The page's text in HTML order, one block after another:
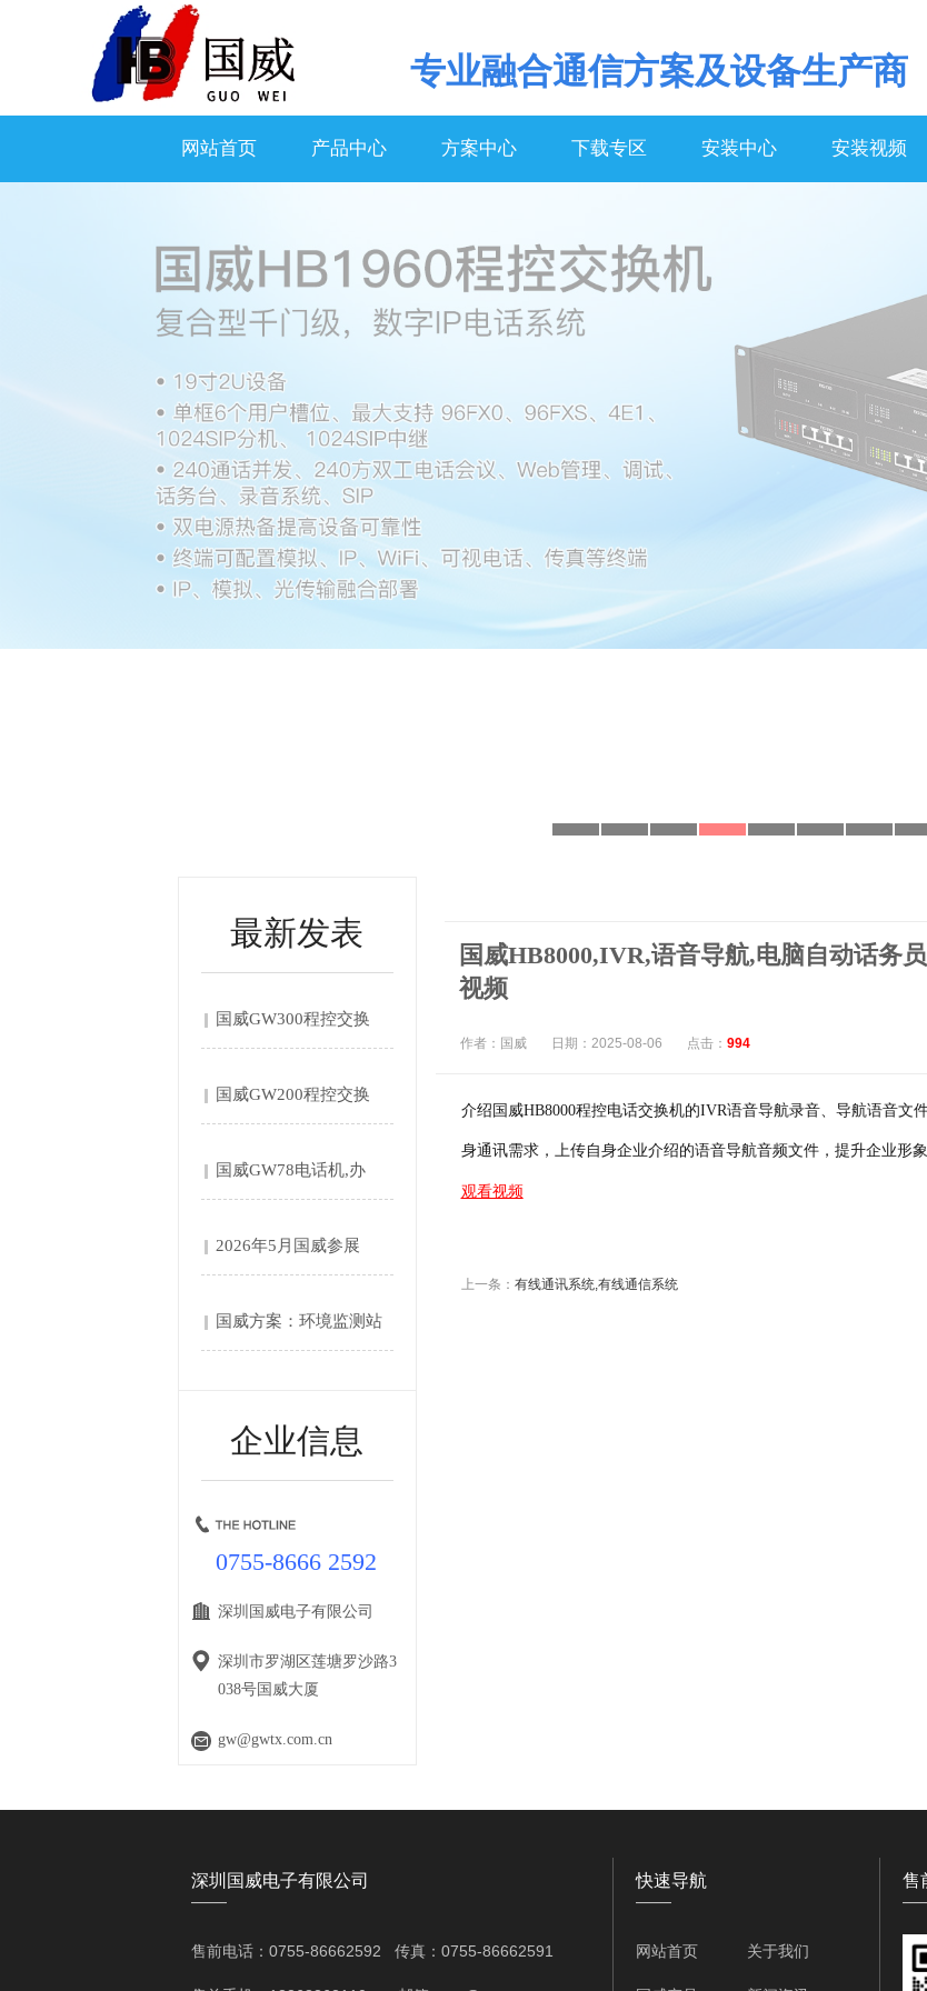
专业融合通信方案及设备生产商
网站首页 产品中心 方案中心 下载专区 安装中心 安装视频
最新发表
国威GW300程控交换
国威GW200程控交换
国威GW78电话机,办
2026年5月国威参展
国威方案：环境监测站‌
企业信息
0755-8666 2592
深圳国威电子有限公司
深圳市罗湖区莲塘罗沙路3
038号国威大厦
gw@gwtx.com.cn
国威HB8000,IVR,语音导航,电脑自动话务
视频
作者：国威 日期：2025-08-06 点击： 994
介绍国威HB8000程控电话交换机的IVR语音导航录音、导航语音文
身通讯需求，上传自身企业介绍的语音导航音频文件，提升企业形象
观看视频
上一条： 有线通讯系统,有线通信系统
深圳国威电子有限公司
——
快速导航
——
售
售前电话：0755-86662592 传真：0755-86662591 网站首页 关于我们